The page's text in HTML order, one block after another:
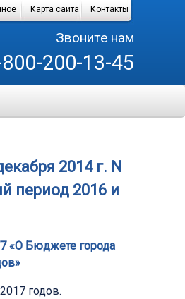
Карта сайта Контакты
Звоните нам
200-13-45
2014 г. N
период 2016 и
«О Бюджете города
годов.